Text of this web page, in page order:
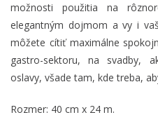
možnosti použitia na
elegantným dojmom a vy i
môžete cítiť maximálne
gastro-sektoru, na svadby,
oslavy, všade tam, kde treba,
Rozmer: 40 cm x 24 m.